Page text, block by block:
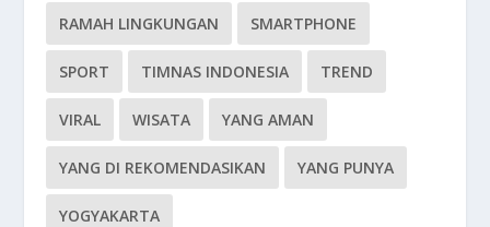
RAMAH LINGKUNGAN SMARTPHONE
SPORT TIMNAS INDONESIA TREND
VIRAL WISATA YANG AMAN
YANG DI REKOMENDASIKAN YANG PUNYA
YOGYAKARTA